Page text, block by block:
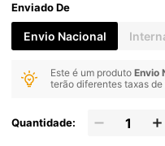
Enviado De
Envio Nacional
Este é um produtoEnvio
terão diferentes taxas
Quantidade: